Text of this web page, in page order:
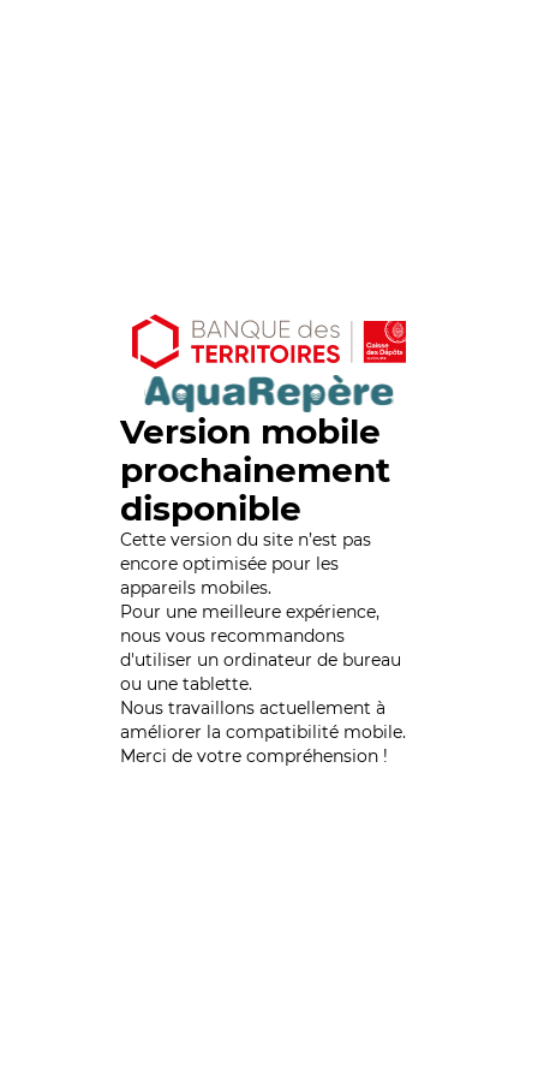
Version mobile
prochainement
disponible
Cette version du site n’est pas
encore optimisée pour les
appareils mobiles.
Pour une meilleure expérience,
nous vous recommandons
d'utiliser un ordinateur de bureau
ou une tablette.
Nous travaillons actuellement à
améliorer la compatibilité mobile.
Merci de votre compréhension !